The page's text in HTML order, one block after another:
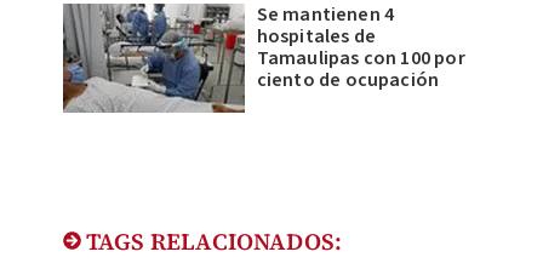
Se mantienen 4
hospitales de
Tamaulipas con 100 por
ciento de ocupación
TAGS RELACIONADOS: